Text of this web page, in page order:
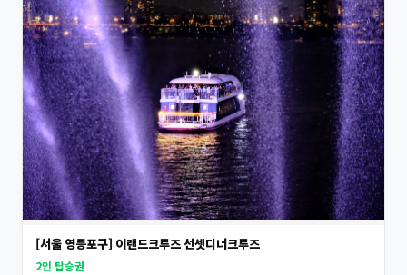
[서울 영등포구] 이랜드크루즈 선셋디너크루즈
2인 탑승권